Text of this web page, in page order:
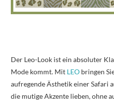
Der Leo-Look ist ein absoluter
Mode kommt. Mit LEO bringen
aufregende Ästhetik einer Safari
die mutige Akzente lieben, ohne